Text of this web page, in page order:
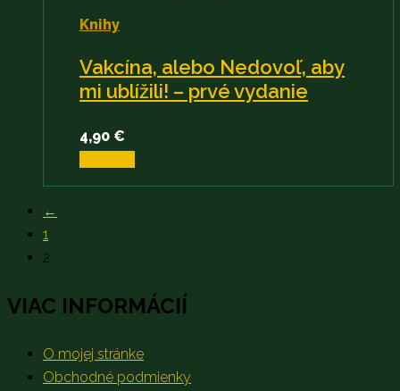
Knihy
Vakcína, alebo Nedovoľ, aby
mi ublížili! – prvé vydanie
4,90 €
←
1
2
VIAC INFORMÁCIÍ
O mojej stránke
Obchodné podmienky